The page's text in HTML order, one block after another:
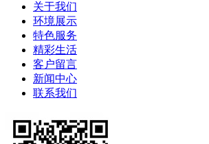
关于我们
环境展示
特色服务
精彩生活
客户留言
新闻中心
联系我们